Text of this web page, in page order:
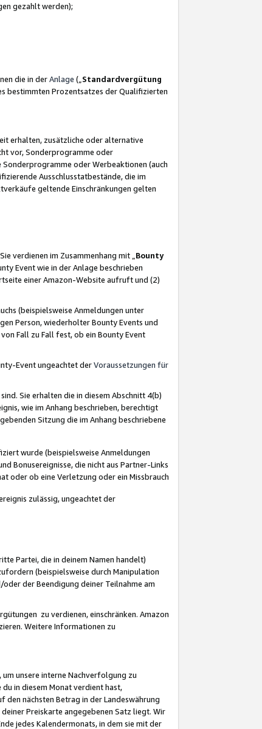
gezahlt werden);
die in derAnlage („ Standardvergütung
bestimmten Prozentsatzes der Qualifizierten
erhalten, zusätzliche oder alternative
vor, Sonderprogramme oder
oder Werbeaktionen (auch
Ausschlusstatbestände, die im
geltende Einschränkungen gelten
verdienen im Zusammenhang mit „ Bounty
Event wie in der Anlage beschrieben
einer Amazon-Website aufruft und (2)
(beispielsweise Anmeldungen unter
Person, wiederholter Bounty Events und
Fall zu Fall fest, ob ein Bounty Event
Event ungeachtet derVoraussetzungen für
Sie erhalten die in diesem Abschnitt 4(b)
wie im Anhang beschrieben, berechtigt
Sitzung die im Anhang beschriebene
wurde (beispielsweise Anmeldungen
Bonusereignisse, die nicht aus Partner-Links
oder ob eine Verletzung oder ein Missbrauch
zulässig, ungeachtet der
Partei, die in deinem Namen handelt)
(beispielsweise durch Manipulation
der Beendigung deiner Teilnahme am
zu verdienen, einschränken. Amazon
Weitere Informationen zu
unsere interne Nachverfolgung zu
in diesem Monat verdient hast,
nächsten Betrag in der Landeswährung
Preiskarte angegebenen Satz liegt. Wir
jedes Kalendermonats, in dem sie mit der